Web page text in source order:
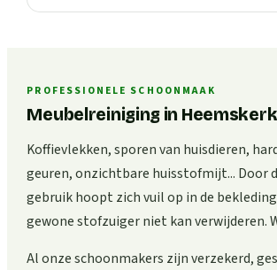
PROFESSIONELE SCHOONMAAK
Meubelreiniging in Heemskerk
Koffievlekken, sporen van huisdieren,
geuren, onzichtbare huisstofmijt... Door
gebruik hoopt zich vuil op in de
gewone stofzuiger niet kan verwijderen.
Al onze schoonmakers zijn verzekerd,